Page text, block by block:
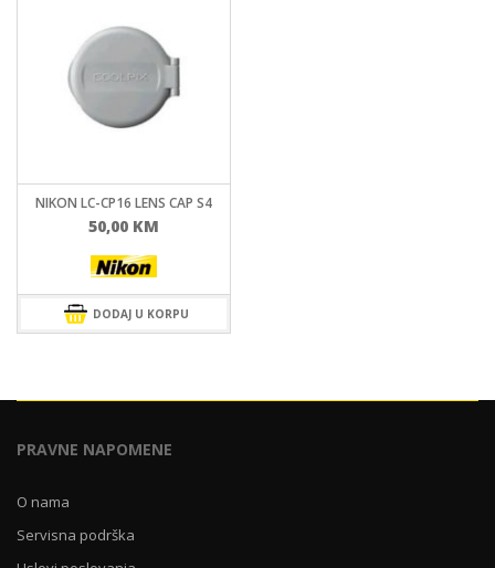
NIKON LC-CP16 LENS CAP S4
50,00 KM
DODAJ U KORPU
PRAVNE NAPOMENE
O nama
Servisna podrška